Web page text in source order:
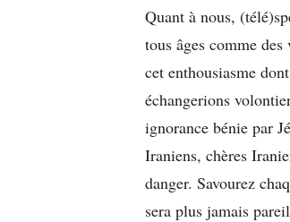
Quant à nous,
tous âges comme
cet enthousiasme
échangerions
ignorance bénie par
Iraniens, chères
danger. Savourez
sera plus jamais